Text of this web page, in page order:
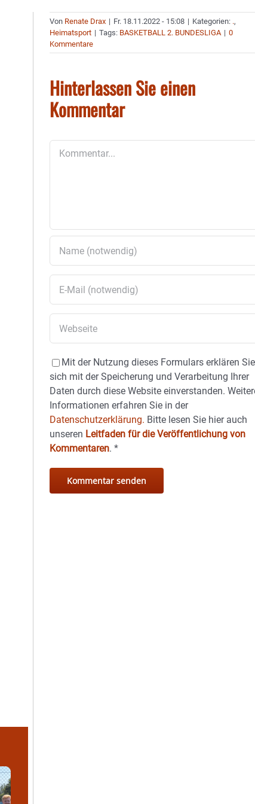
Von Renate Drax | Fr. 18.11.2022 - 15:08 | Kategorien: .,
Heimatsport | Tags: BASKETBALL 2. BUNDESLIGA | 0
Kommentare
Hinterlassen Sie einen
Kommentar
Mit der Nutzung dieses Formulars erklären Sie
sich mit der Speicherung und Verarbeitung Ihrer
Daten durch diese Website einverstanden.
Informationen erfahren Sie in der
Datenschutzerklärung. Bitte lesen Sie hier auch
unseren Leitfaden für die Veröffentlichung von
Kommentaren.*